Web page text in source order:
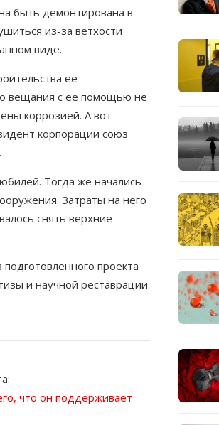
быть демонтирована в
из-за ветхости
виде.
ее
вещания с ее помощью не
коррозией. А вот
корпорации союз
Тогда же начались
Затраты на него
снять верхние
проекта
и научной реставрации
что он поддерживает